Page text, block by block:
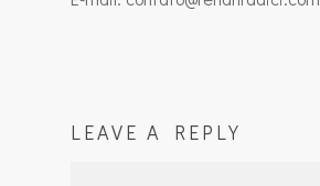
LEAVE A REPLY